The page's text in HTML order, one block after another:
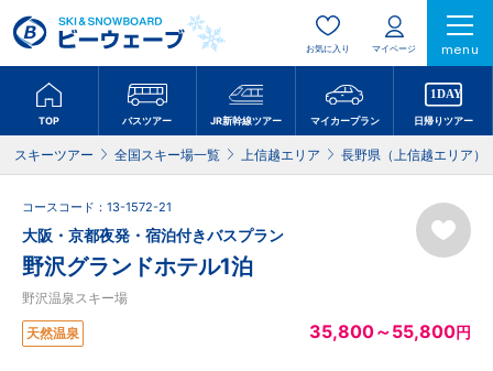
お気に入り マイページ menu
TOP バスツアー JR新幹線ツアー マイカープラン 日帰りツアー
スキーツアー 全国スキー場一覧 上信越エリア 長野県（上信越エリア）
コースコード：13-1572-21
大阪・京都夜発・宿泊付きバスプラン
野沢グランドホテル1泊
野沢温泉スキー場
天然温泉 35,800～55,800円